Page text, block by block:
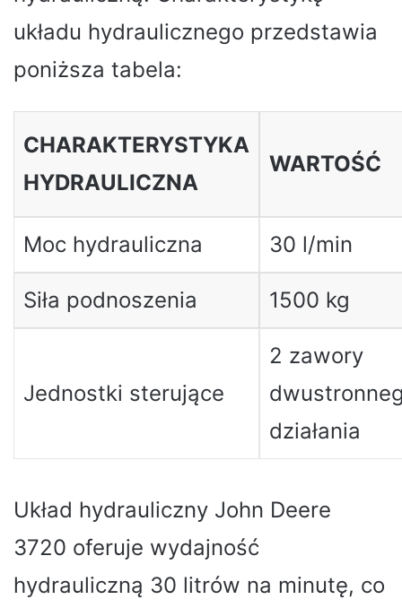
układu hydraulicznego przedstawia
poniższa tabela:
CHARAKTERYSTYKA
HYDRAULICZNA
WARTOŚĆ
Moc hydrauliczna 30 l/min
Siła podnoszenia 1500 kg
Jednostki sterujące
2 zawory
działania
Układ hydrauliczny John Deere
3720 oferuje wydajność
hydrauliczną 30 litrów na minutę, co